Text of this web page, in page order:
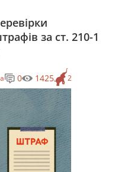
за ст. 210-1
2
0 1425